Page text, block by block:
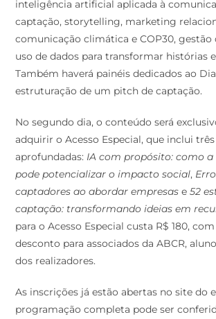
inteligência artificial aplicada à
captação, storytelling, marketing
comunicação climática e COP30, gestão
uso de dados para transformar histórias
Também haverá painéis dedicados ao
estruturação de um pitch de captação.
No segundo dia, o conteúdo será
adquirir o Acesso Especial, que inclui
aprofundadas: IA com propósito: como
pode potencializar o impacto social,
captadores ao abordar empresas e52
captação: transformando ideias em
para o Acesso Especial custa R$ 180,
desconto para associados da ABCR,
dos realizadores.
As inscrições já estão abertas no site do
programação completa pode ser